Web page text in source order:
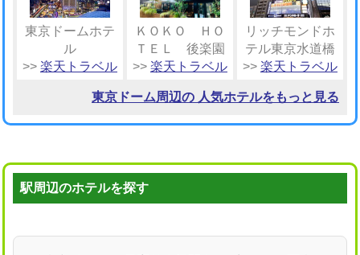
東京ドームホテ
ル
>> 楽天トラベル
ＫＯＫＯ ＨＯ
ＴＥＬ 後楽園
>> 楽天トラベル
リッチモンドホ
テル東京水道橋
>> 楽天トラベル
東京ドーム周辺の 人気ホテルをもっと見る
駅周辺のホテルを探す